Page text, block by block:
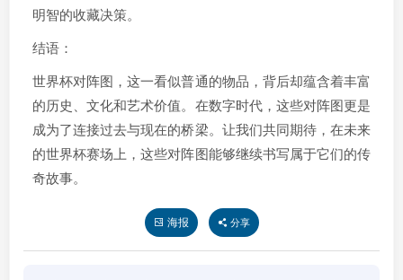
明智的收藏决策。
结语：
世界杯对阵图，这一看似普通的物品，背后却蕴含着丰富
的历史、文化和艺术价值。在数字时代，这些对阵图更是
成为了连接过去与现在的桥梁。让我们共同期待，在未来
的世界杯赛场上，这些对阵图能够继续书写属于它们的传
奇故事。
海报 分享